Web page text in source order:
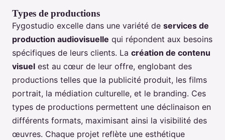
Types de productions
Fygostudio excelle dans une variété de services de
production audiovisuelle qui répondent aux besoins
spécifiques de leurs clients. La création de contenu
visuel est au cœur de leur offre, englobant des
productions telles que la publicité produit, les films
portrait, la médiation culturelle, et le branding. Ces
types de productions permettent une déclinaison en
différents formats, maximisant ainsi la visibilité des
œuvres. Chaque projet reflète une esthétique